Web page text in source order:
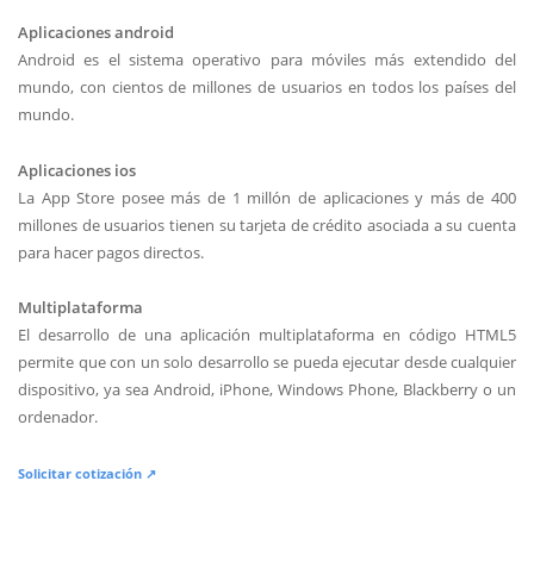
Aplicaciones android
Android es el sistema operativo para móviles más extendido del
mundo, con cientos de millones de usuarios en todos los países del
mundo.
Aplicaciones ios
La App Store posee más de 1 millón de aplicaciones y más de 400
millones de usuarios tienen su tarjeta de crédito asociada a su cuenta
para hacer pagos directos.
Multiplataforma
El desarrollo de una aplicación multiplataforma en código HTML5
permite que con un solo desarrollo se pueda ejecutar desde cualquier
dispositivo, ya sea Android, iPhone, Windows Phone, Blackberry o un
ordenador.
Solicitar cotización ↗